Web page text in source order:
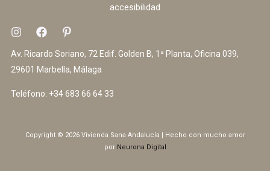
accesibilidad
Av. Ricardo Soriano, 72 Edif. Golden B, 1ª Planta, Oficina 039,
29601 Marbella, Málaga
Teléfono: +34 683 66 64 33
Copyright © 2026 Vivienda Sana Andalucía | Hecho con mucho amor
por Neurona Digital